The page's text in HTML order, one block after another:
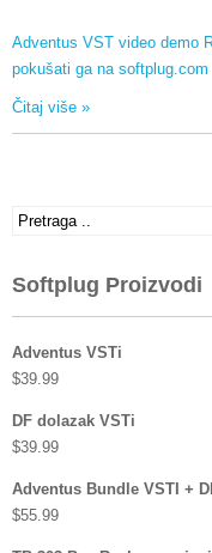
Adventus VST video demo
pokušati ga na softplug.com
Čitaj više »
Softplug Proizvodi
Adventus VSTi
$39.99
DF dolazak VSTi
$39.99
Adventus Bundle VSTI +
$55.99